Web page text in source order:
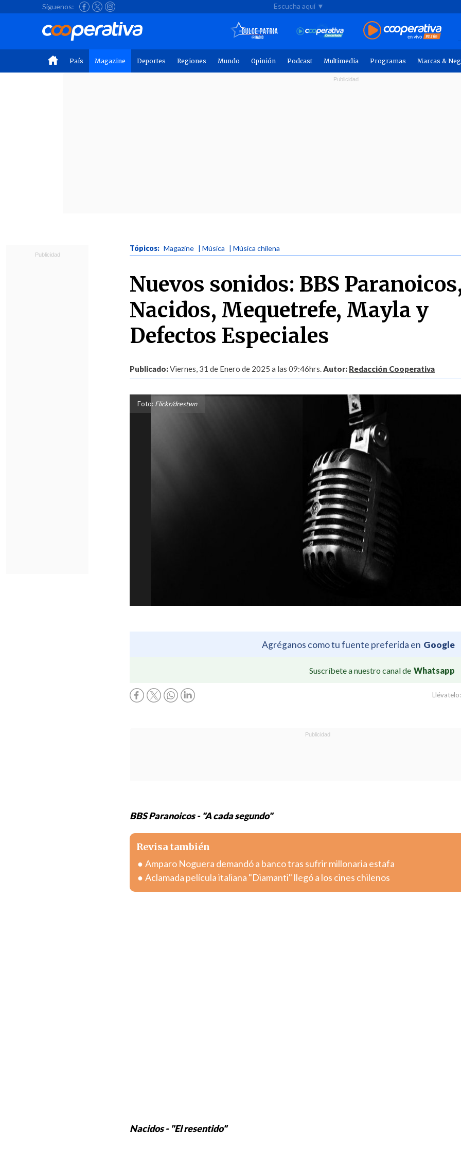
Síguenos: Escucha aquí ▼
País Magazine Deportes Regiones Mundo Opinión Podcast Multimedia Programas Marcas &
Tópicos: Magazine | Música | Música chilena
Nuevos sonidos: BBS
Nacidos, Mequetrefe, Mayla y
Defectos Especiales
Publicado:Viernes, 31 de Enero de 2025 a las 09:46hrs.Autor: Redacción Cooperativa
Foto: Flickr/drestwn
Agréganos como tu fuente preferida en Google
Suscríbete a nuestro canal de Whatsapp
Llévatelo:
BBS Paranoicos - "A cada segundo"
Revisa también
Amparo Noguera demandó a banco tras sufrir millonaria estafa
Aclamada película italiana "Diamanti" llegó a los cines chilenos
Nacidos - "El resentido"